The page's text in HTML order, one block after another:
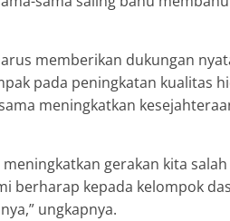
memberikan dukungan
pada peningkatan kualitas
meningkatkan
gerakan kita
berharap kepada kelompok
ungkapnya.